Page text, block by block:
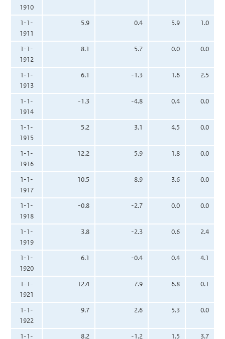
1910
1-1-
1911
5.9 0.4 5.9 1.0
1-1-
1912
8.1 5.7 0.0 0.0
1-1-
1913
6.1 -1.3 1.6 2.5
1-1-
1914
-1.3 -4.8 0.4 0.0
1-1-
1915
5.2 3.1 4.5 0.0
1-1-
1916
12.2 5.9 1.8 0.0
1-1-
1917
10.5 8.9 3.6 0.0
1-1-
1918
-0.8 -2.7 0.0 0.0
1-1-
1919
3.8 -2.3 0.6 2.4
1-1-
1920
6.1 -0.4 0.4 4.1
1-1-
1921
12.4 7.9 6.8 0.1
1-1-
1922
9.7 2.6 5.3 0.0
1-1- 8.2 -1.2 1.5 3.7